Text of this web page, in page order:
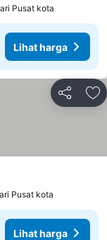
Pusat kota
Lihat harga
Bagikan
Pusat kota
Lihat harga